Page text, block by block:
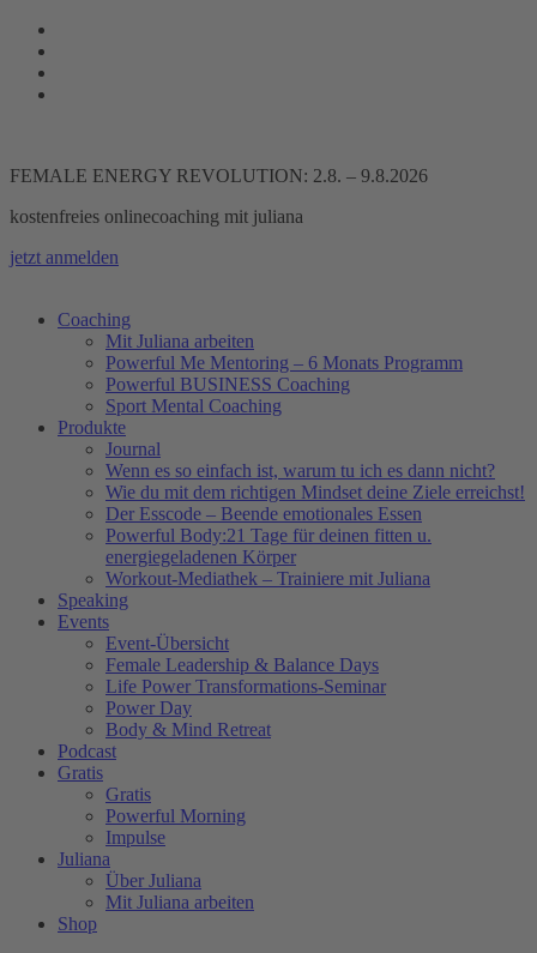
Zum
Inhalt
springen
FEMALE ENERGY REVOLUTION: 2.8. – 9.8.2026
kostenfreies onlinecoaching mit juliana
jetzt anmelden
Coaching
Mit Juliana arbeiten
Powerful Me Mentoring – 6 Monats Programm
Powerful BUSINESS Coaching
Sport Mental Coaching
Produkte
Journal
Wenn es so einfach ist, warum tu ich es dann nicht?
Wie du mit dem richtigen Mindset deine Ziele erreichst!
Der Esscode – Beende emotionales Essen
Powerful Body:21 Tage für deinen fitten u.
energiegeladenen Körper
Workout-Mediathek – Trainiere mit Juliana
Speaking
Events
Event-Übersicht
Female Leadership & Balance Days
Life Power Transformations-Seminar
Power Day
Body & Mind Retreat
Podcast
Gratis
Gratis
Powerful Morning
Impulse
Juliana
Über Juliana
Mit Juliana arbeiten
Shop